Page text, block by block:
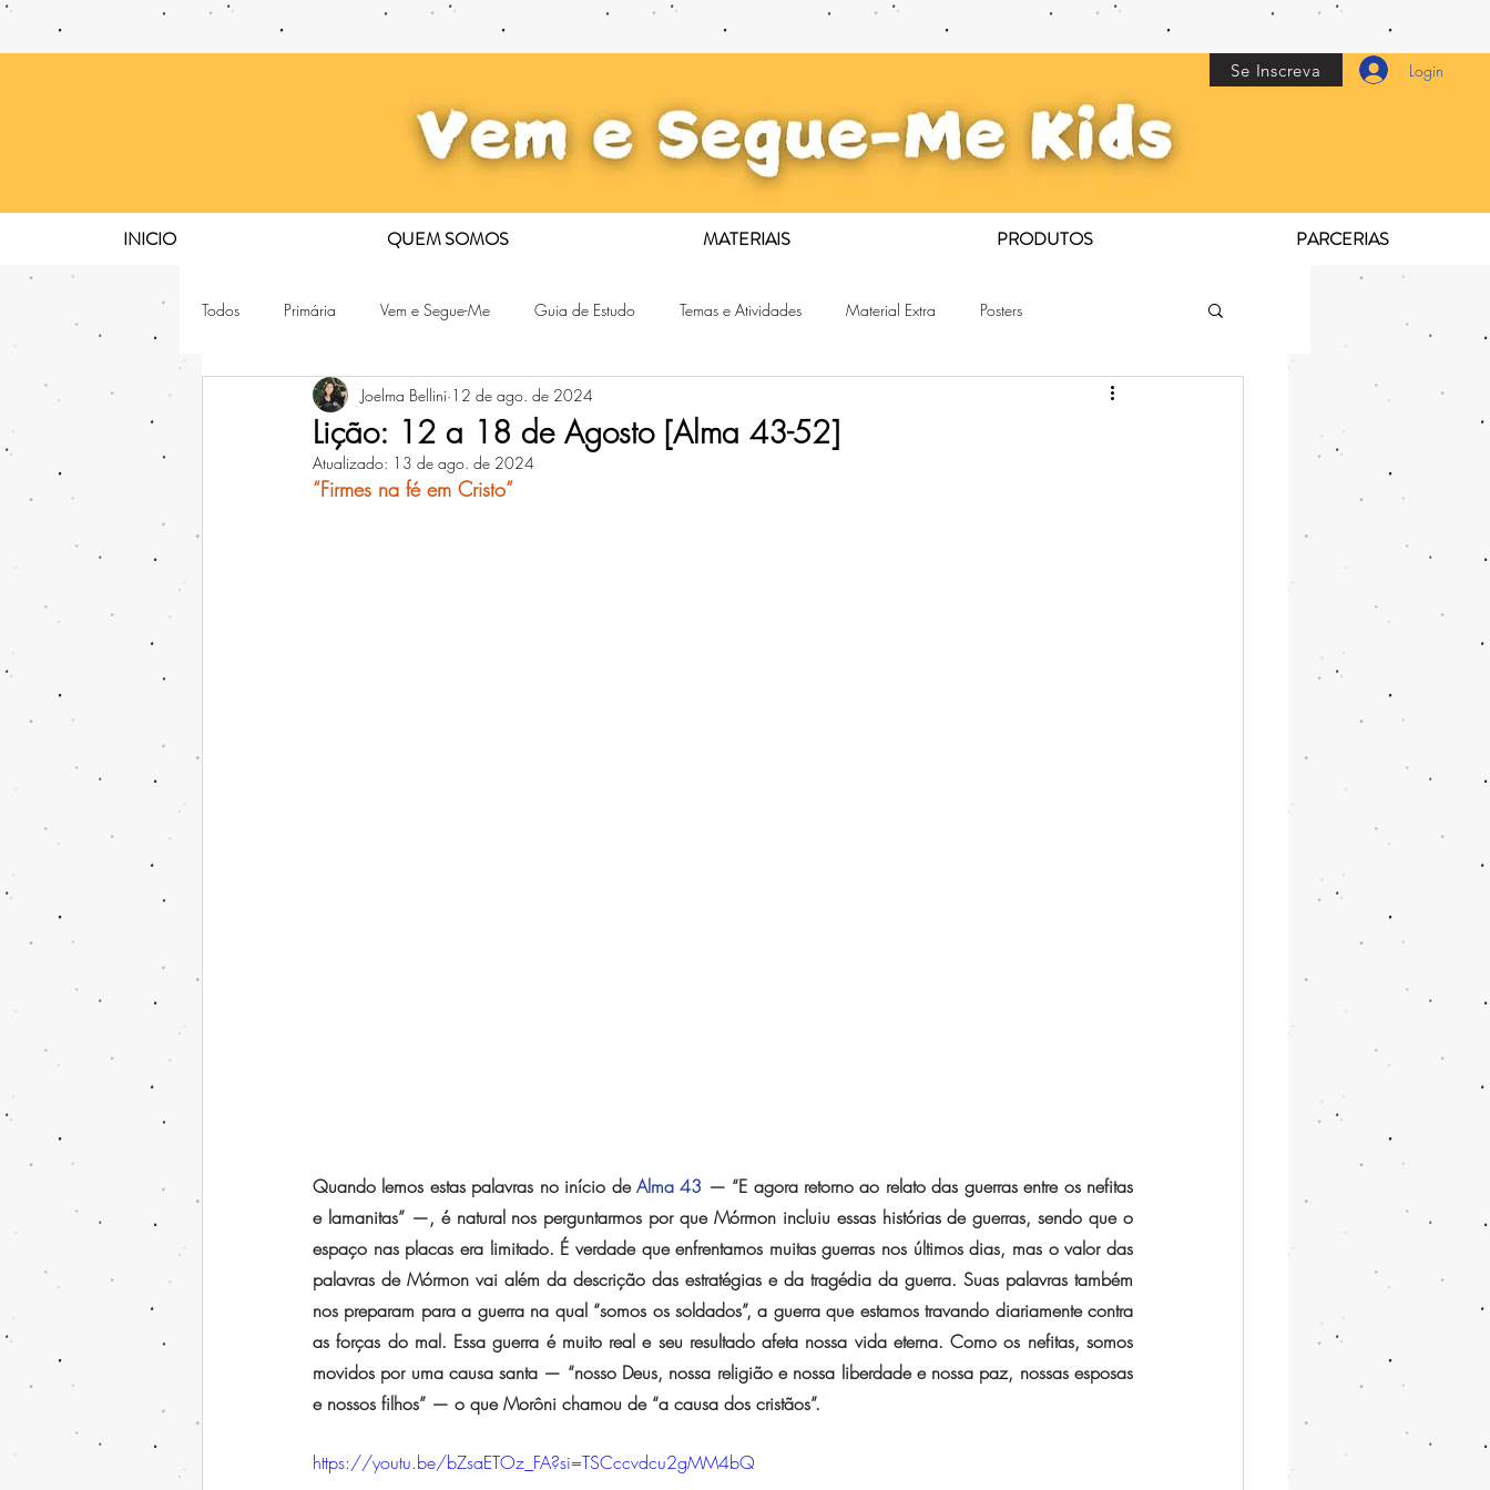
Se Inscreva Login
INICIO QUEM SOMOS MATERIAIS PRODUTOS PARCERIAS
Todos Primária Vem e Segue-Me Guia de Estudo Temas e Atividades Material Extra Posters
Lição: 12 a 18 de Agosto [Alma 43-52]
Joelma Bellini 12 de ago. de 2024
Atualizado: 13 de ago. de 2024
“Firmes na fé em Cristo”
Quando lemos estas palavras no início de Alma 43 — “E agora retorno ao relato das guerras entre os nefitas
e lamanitas” —, é natural nos perguntarmos por que Mórmon incluiu essas histórias de guerras, sendo que o
espaço nas placas era limitado. É verdade que enfrentamos muitas guerras nos últimos dias, mas o valor das
palavras de Mórmon vai além da descrição das estratégias e da tragédia da guerra. Suas palavras também
nos preparam para a guerra na qual “somos os soldados”, a guerra que estamos travando diariamente contra
as forças do mal. Essa guerra é muito real e seu resultado afeta nossa vida eterna. Como os nefitas, somos
movidos por uma causa santa — “nosso Deus, nossa religião e nossa liberdade e nossa paz, nossas esposas
e nossos filhos” — o que Morôni chamou de “a causa dos cristãos”.
https://youtu.be/bZsaETOz_FA?si=TSCccvdcu2gMM4bQ